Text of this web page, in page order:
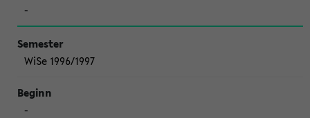
-
WiSe 1996/1997
-